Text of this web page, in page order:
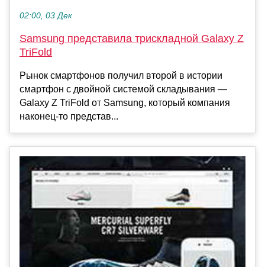
02:00, 03 Дек
Samsung представила трискладной Galaxy Z
TriFold
Рынок смартфонов получил второй в истории
смартфон с двойной системой складывания —
Galaxy Z TriFold от Samsung, который компания
наконец-то представ...